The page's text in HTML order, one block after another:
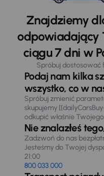
Znajdziemy
odpowiadający
ciągu 7 dni w
Spróbuj dostosować
Podaj nam kilka
wszystko, co w
Spróbuj zmienić
skupujemy
odkupić właśnie
Nie znalazłeś
Zadzwoń do nas
Jesteśmy do Twojej
21:00
800 033 000